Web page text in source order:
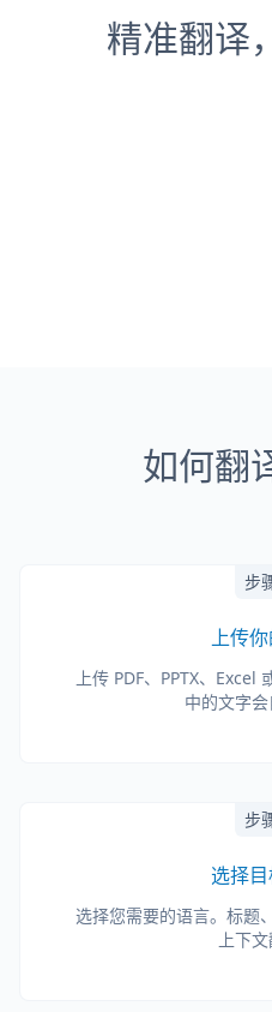
精准翻译
如何翻
步
上传
上传 PDF、PPTX、
中的文字会
步
选择
选择您需要的语言。标题
上下文